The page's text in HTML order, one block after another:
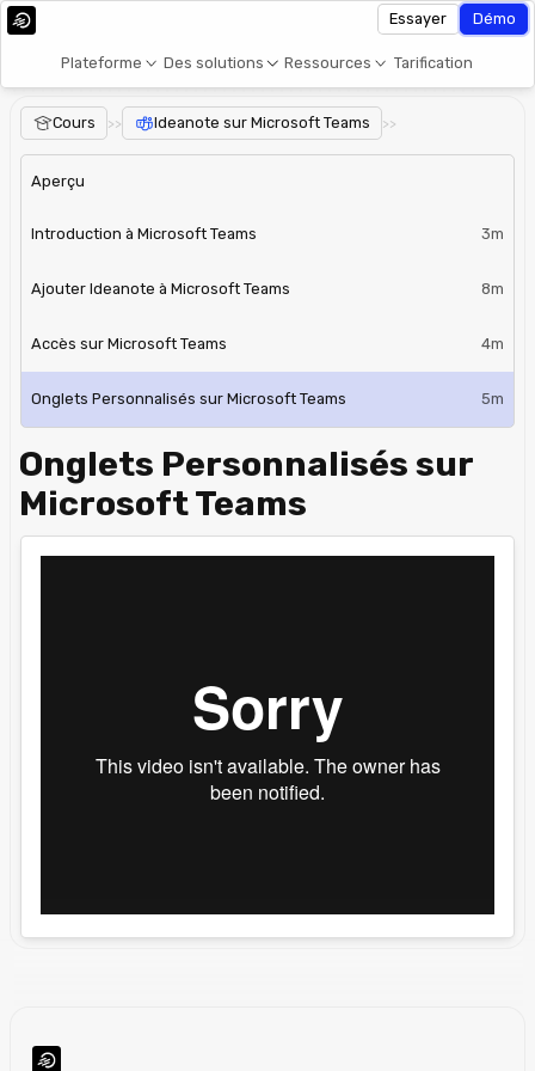
Plateforme Des solutions Ressources Tarification
Essayer Démo
Cours >> Ideanote sur Microsoft Teams >>
Aperçu
Introduction à Microsoft Teams 3m
Ajouter Ideanote à Microsoft Teams 8m
Accès sur Microsoft Teams 4m
Onglets Personnalisés sur Microsoft Teams 5m
Onglets Personnalisés sur
Microsoft Teams